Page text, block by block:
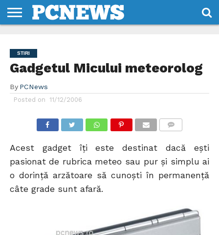
NOI
SI
CONDITII
STIRI
Gadgetul Micului meteorolog
By PCNews
Posted on 11/12/2006
Acest gadget îţi este destinat dacă eşti
pasionat de rubrica meteo sau pur şi simplu ai
o dorinţă arzătoare să cunoşti în permanenţă
câte grade sunt afară.